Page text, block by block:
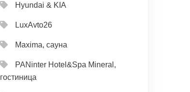
Hyundai & KIA
LuxAvto26
Maxima, сауна
PANinter Hotel&Spa Mineral,
гостиница